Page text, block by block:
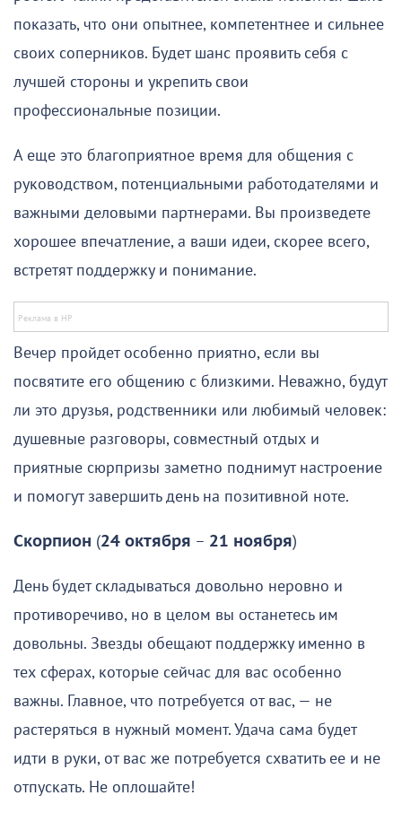
показать, что они опытнее, компетентнее и сильнее
своих соперников. Будет шанс проявить себя с
лучшей стороны и укрепить свои
профессиональные позиции.
А еще это благоприятное время для общения с
руководством, потенциальными работодателями и
важными деловыми партнерами. Вы произведете
хорошее впечатление, а ваши идеи, скорее всего,
встретят поддержку и понимание.
Вечер пройдет особенно приятно, если вы
посвятите его общению с близкими. Неважно, будут
ли это друзья, родственники или любимый человек:
душевные разговоры, совместный отдых и
приятные сюрпризы заметно поднимут настроение
и помогут завершить день на позитивной ноте.
Скорпион (24 октября – 21 ноября)
День будет складываться довольно неровно и
противоречиво, но в целом вы останетесь им
довольны. Звезды обещают поддержку именно в
тех сферах, которые сейчас для вас особенно
важны. Главное, что потребуется от вас, — не
растеряться в нужный момент. Удача сама будет
идти в руки, от вас же потребуется схватить ее и не
отпускать. Не оплошайте!